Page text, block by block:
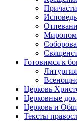
Готовимся к
Церковь
Церковные
Церковь и
Тексты